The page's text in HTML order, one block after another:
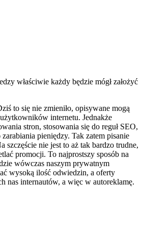
właściwie każdy będzie mógł założyć
to się nie zmieniło, opisywane mogą
internetu. Jednakże
stron, stosowania się do reguł SEO,
pieniędzy. Tak zatem pisanie
szczęście nie jest to aż tak bardzo trudne,
promocji. To najprostszy sposób na
wówczas naszym prywatnym
wysoką ilość odwiedzin, a oferty
nas internautów, a więc w autoreklamę.